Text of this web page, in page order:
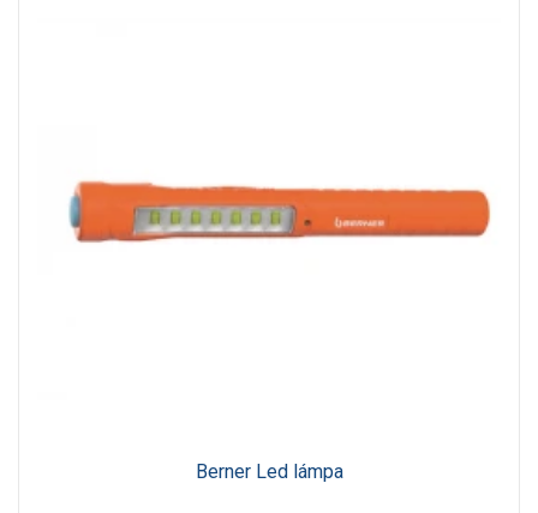
Berner Led lámpa